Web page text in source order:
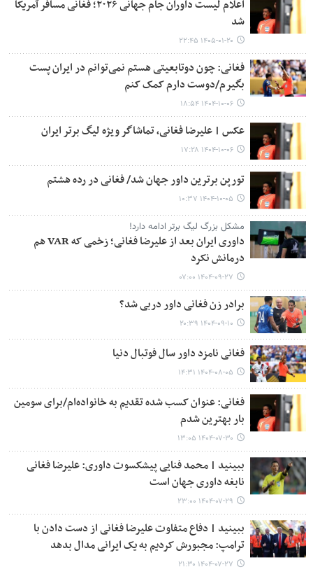
اعلام لیست داوران جام جهانی ۲۰۲۶؛ فغانی مسافر آمریکا
شد
۱۴۰۵-۰۱-۲۰ ۲۲:۴۵
فغانی: چون دوتابعیتی هستم نمی‌توانم در ایران پست
بگیرم/دوست دارم کمک کنم
۱۴۰۴-۱۰-۰۶ ۱۸:۵۴
عکس | علیرضا فغانی، تماشاگر ویژه لیگ برتر ایران
۱۴۰۴-۱۰-۰۶ ۱۷:۲۸
تورپن برترین داور جهان شد/ فغانی در رده هشتم
۱۴۰۴-۱۰-۰۵ ۱۰:۳۷
مشکل بزرگ لیگ برتر ادامه دارد!
داوری ایران بعد از علیرضا فغانی؛ زخمی که VAR هم
درمانش نکرد
۱۴۰۴-۰۹-۲۷ ۰۷:۰۰
برادر زن فغانی داور دربی شد؟
۱۴۰۴-۰۹-۱۰ ۲۰:۳۹
فغانی نامزد داور سال فوتبال دنیا
۱۴۰۴-۰۸-۰۵ ۱۴:۳۱
فغانی: عنوان کسب شده تقدیم به خانواده‌ام/برای سومین
بار بهترین شدم
۱۴۰۴-۰۷-۳۰ ۱۳:۰۵
ببینید | محمد فنایی پیشکسوت داوری: علیرضا فغانی
نابغه داوری جهان است
۱۴۰۴-۰۷-۲۹ ۲۳:۰۰
ببینید | دفاع متفاوت علیرضا فغانی از دست دادن با
ترامپ: مجبورش کردیم به یک ایرانی مدال بدهد
۱۴۰۴-۰۷-۲۷ ۲۱:۳۰